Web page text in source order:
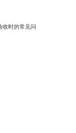
收时的常见问